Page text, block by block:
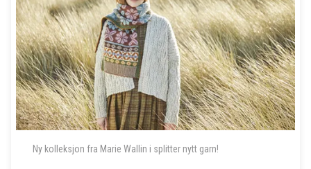
Ny kolleksjon fra Marie Wallin i splitter nytt garn!